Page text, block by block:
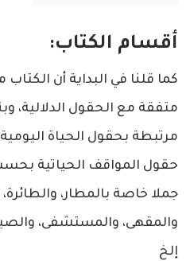
أقسام الكتاب:
كما قلنا في البداية أن
متفقة مع الحقول الدلالية،
مرتبطة بحقول الحياة
حقول المواقف الحياتية
جملا خاصة بالمطار،
والمقهى، والمستشفى،
إلخ